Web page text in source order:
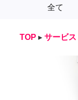
全て
TOP ▸ サービス